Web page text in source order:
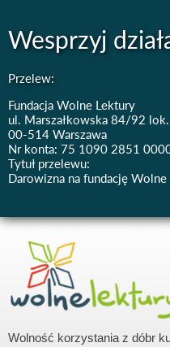
Wesprzyj
Przelew:
Fundacja Wolne Lektury
ul. Marszałkowska 84/92
00-514 Warszawa
Nr konta: 75 1090 2851
Tytuł przelewu:
Darowizna na fundację
Wolność korzystania z dóbr